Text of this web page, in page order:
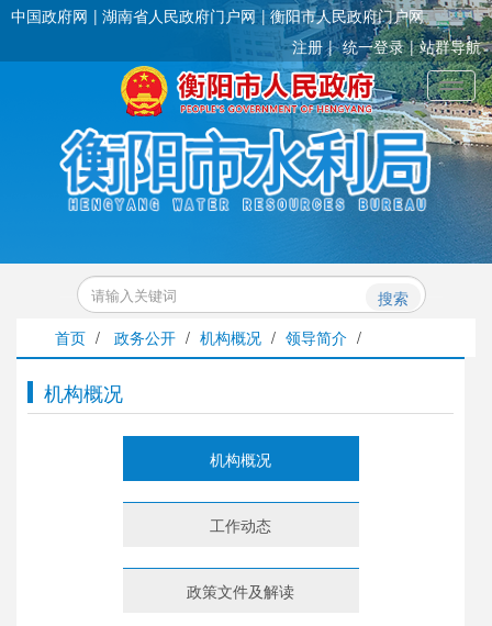
中国政府网 湖南省人民政府门户网
衡阳市人民政府门户网
注册
统一登录 站群导航
搜索
首页 / 政务公开 / 机构概况 / 领导简介 /
机构概况
机构概况
工作动态
政策文件及解读